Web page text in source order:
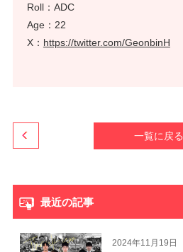
Roll：ADC
Age：22
X： https://twitter.com/GeonbinH
一覧に戻る
最近の記事
2024年11月19日